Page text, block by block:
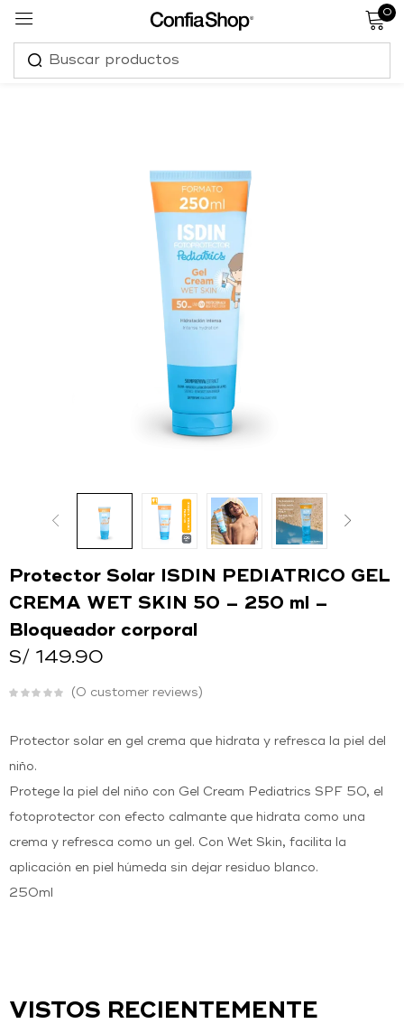
0
Protector Solar ISDIN PEDIATRICO GEL
CREMA WET SKIN 50 – 250 ml –
Bloqueador corporal
S/ 149.90
0 customer reviews
Protector solar en gel crema que hidrata y refresca la piel del
niño.
Protege la piel del niño con Gel Cream Pediatrics SPF 50, el
fotoprotector con efecto calmante que hidrata como una
crema y refresca como un gel. Con Wet Skin, facilita la
aplicación en piel húmeda sin dejar residuo blanco.
250ml
VISTOS RECIENTEMENTE
Sign in
Remember me Lost password?
Log in
Create an account
Continuar conGoogle